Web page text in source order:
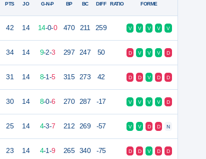
PTS JO G-N-P BP BC DIFF RATIO FORME
42 14 14-0-0 470 211 259 V V V V V
34 14 9-2-3 297 247 50 D V V V D
31 14 8-1-5 315 273 42 D D V D D
30 14 8-0-6 270 287 -17 V V V V D
25 14 4-3-7 212 269 -57 V V D D N
23 14 4-1-9 265 340 -75 D D V D D